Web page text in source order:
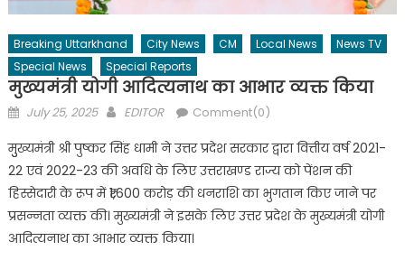
Breaking Uttarkhand City News CM Local News
News TV
Special News
Special Reports
मुख्यमंत्री योगी आदित्यनाथ का आभार व्यक्त किया
Posted
July 25, 2025 Author
EDITOR Comment(0)
मुुख्यमंत्री श्री पुष्कर सिंह धामी ने उत्तर प्रदेश सरकार द्वारा वित्तीय वर्ष 2021-
22 एवं 2022-23 की अवधि के लिए उत्तराखण्ड राज्य को पेंशन की
हिस्सेदारी के रूप में ₹1,600 करोड़ की धनराशि का भुगतान किए जाने पर
प्रसन्नता व्यक्त की। मुख्यमंत्री ने इसके लिए उत्तर प्रदेश के मुख्यमंत्री योगी
आदित्यनाथ का आभार व्यक्त किया।